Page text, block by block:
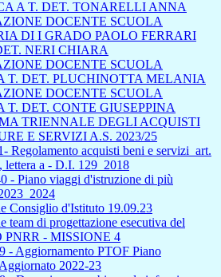
A T. DET. TONARELLI ANNA
DOCENTE SCUOLA
DI I GRADO PAOLO FERRARI
NERI CHIARA
DOCENTE SCUOLA
T. DET. PLUCHINOTTA MELANIA
DOCENTE SCUOLA
T. DET. CONTE GIUSEPPINA
TRIENNALE DEGLI ACQUISTI
E SERVIZI A.S. 2023/25
Regolamento acquisti beni e servizi_art.
lettera a - D.I. 129_2018
- Piano viaggi d'istruzione di più
Consiglio d'Istituto 19.09.23
team di progettazione esecutiva del
PNRR - MISSIONE 4
- Aggiornamento PTOF Piano
2022-23